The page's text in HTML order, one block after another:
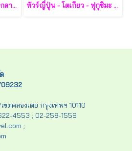
ซุปตาร์... เติมรักให้หวาน กลางเกาะฟูก๊วก 3 วัน 2 คืน - VZ ทัวร์ญี่ปุ่น - โตเกียว - ฟุกุชิมะ - ยามากะตะ - เซนได 7 วัน - TG
ตคลองเตย กรุงเทพฯ 10110
4553 ; 02-258-1559
;